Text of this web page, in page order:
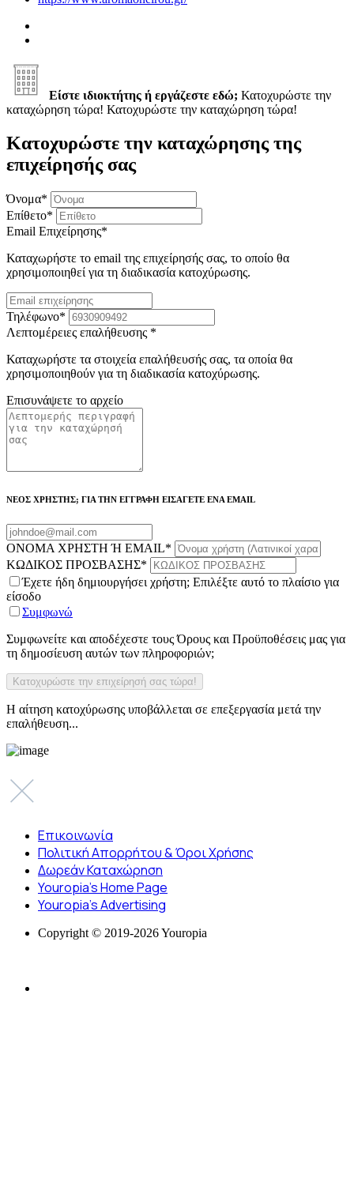
Είστε ιδιοκτήτης ή εργάζεστε εδώ; Κατοχυρώστε την
καταχώρηση τώρα! Κατοχυρώστε την καταχώρηση τώρα!
Κατοχυρώστε την καταχώρησης της
επιχείρησής σας
Όνομα*
Επίθετο*
Email Επιχείρησης*
Καταχωρήστε το email της επιχείρησής σας, το οποίο θα
χρησιμοποιηθεί για τη διαδικασία κατοχύρωσης.
Τηλέφωνο*
Λεπτομέρειες επαλήθευσης *
Καταχωρήστε τα στοιχεία επαλήθευσής σας, τα οποία θα
χρησιμοποιηθούν για τη διαδικασία κατοχύρωσης.
Επισυνάψετε το αρχείο
ΝΕΟΣ ΧΡΗΣΤΗΣ; ΓΙΑ ΤΗΝ ΕΓΓΡΑΦΗ ΕΙΣΑΓΕΤΕ ΕΝΑ EMAIL
ΟΝΟΜΑ ΧΡΗΣΤΗ Ή EMAIL*
ΚΩΔΙΚΟΣ ΠΡΟΣΒΑΣΗΣ*
Έχετε ήδη δημιουργήσει χρήστη; Επιλέξτε αυτό το πλαίσιο για
είσοδο
Συμφωνώ
Συμφωνείτε και αποδέχεστε τους Όρους και Προϋποθέσεις μας για
τη δημοσίευση αυτών των πληροφοριών;
Η αίτηση κατοχύρωσης υποβάλλεται σε επεξεργασία μετά την
επαλήθευση...
Επικοινωνία
Πολιτική Απορρήτου & Όροι Χρήσης
Δωρεάν Καταχώρηση
Youropia’s Home Page
Youropia’s Advertising
Copyright © 2019-2026 Youropia